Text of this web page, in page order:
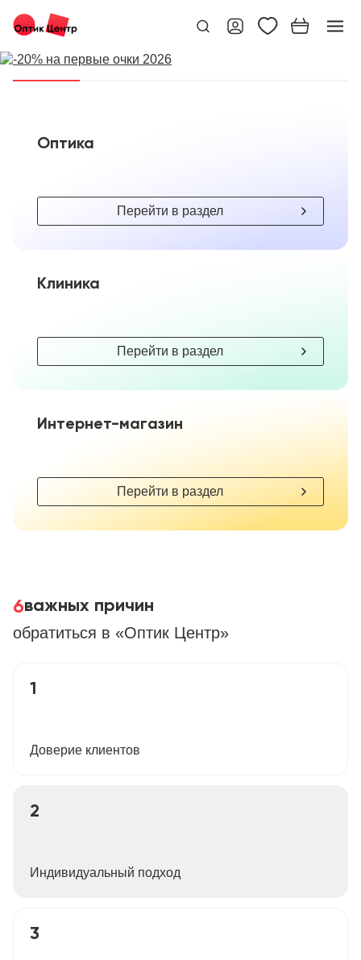
Оптика
Перейти в раздел
Клиника
Перейти в раздел
Интернет-магазин
Перейти в раздел
6важных причин
обратиться в «Оптик Центр»
1
Доверие клиентов
2
Индивидуальный подход
3